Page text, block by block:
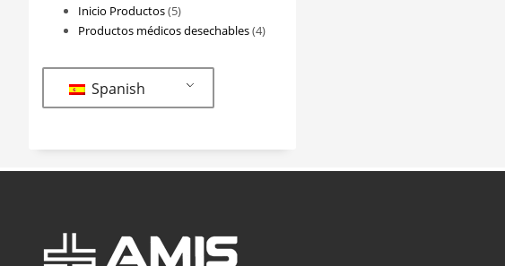
productos
Inicio Productos 55
productos
Productos médicos desechables 44
Spanish